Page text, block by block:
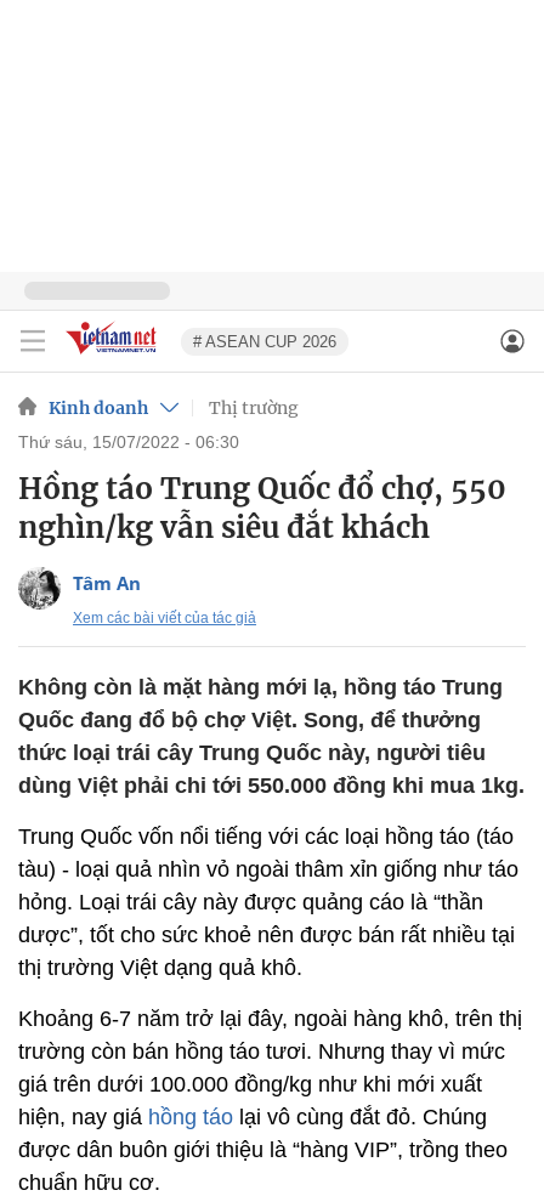
# ASEAN CUP 2026
Kinh doanh Thị trường
thứ sáu, 15/07/2022 - 06:30
Hồng táo Trung Quốc đổ chợ, 550
nghìn/kg vẫn siêu đắt khách
Tâm An
Xem các bài viết của tác giả
Không còn là mặt hàng mới lạ, hồng táo Trung
Quốc đang đổ bộ chợ Việt. Song, để thưởng
thức loại trái cây Trung Quốc này, người tiêu
dùng Việt phải chi tới 550.000 đồng khi mua 1kg.
Trung Quốc vốn nổi tiếng với các loại hồng táo (táo
tàu) - loại quả nhìn vỏ ngoài thâm xỉn giống như táo
hỏng. Loại trái cây này được quảng cáo là “thần
dược”, tốt cho sức khoẻ nên được bán rất nhiều tại
thị trường Việt dạng quả khô.
Khoảng 6-7 năm trở lại đây, ngoài hàng khô, trên thị
trường còn bán hồng táo tươi. Nhưng thay vì mức
giá trên dưới 100.000 đồng/kg như khi mới xuất
hiện, nay giá hồng táo lại vô cùng đắt đỏ. Chúng
được dân buôn giới thiệu là “hàng VIP”, trồng theo
chuẩn hữu cơ.